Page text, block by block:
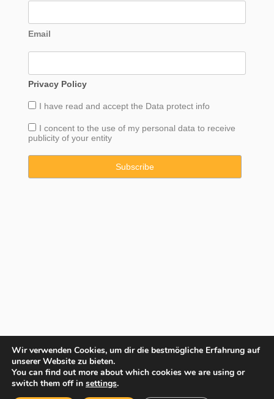
Email
Privacy Policy
I have read and accept the Data protect info
I concent to the use of my personal data to receive
publicity of your entity
Copyright © 2025 Property Consulting Spain By JadeVillas S.L. ·
Rechtshinweis ·Datenschutzhinweise
Wir verwenden Cookies, um dir die bestmögliche Erfahrung auf
unserer Website zu bieten.
You can find out more about which cookies we are using or
switch them off in settings.